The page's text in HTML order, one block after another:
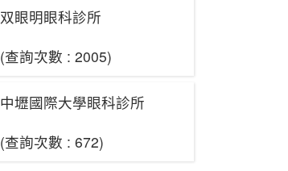
双眼明眼科診所
(查詢次數 : 2005)
中壢國際大學眼科診所
(查詢次數 : 672)